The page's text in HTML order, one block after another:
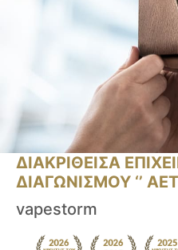
ΔΙΑΚΡΙΘΕΙΣΑ
ΔΙΑΓΩΝΙΣΜΟΥ ‘’
vapestorm